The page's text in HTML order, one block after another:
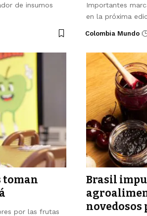
de insumos
Importantes
en la próxima
Colombia Mundo
toman
por las frutas
Brasil
novedosos